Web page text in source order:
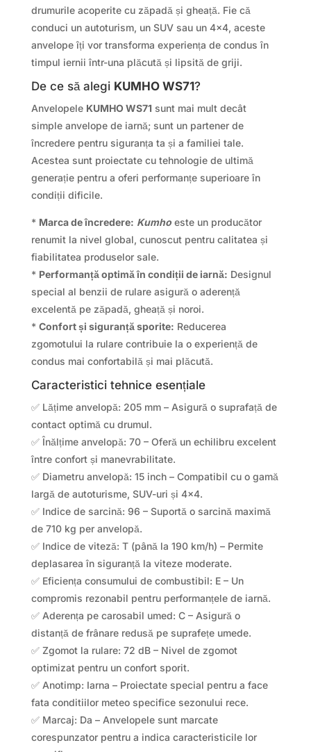
drumurile acoperite cu zăpadă și gheață. Fie că
conduci un autoturism, un SUV sau un 4×4, aceste
anvelope îți vor transforma experiența de condus în
timpul iernii într-una plăcută și lipsită de griji.
De ce să alegi KUMHO WS71?
Anvelopele KUMHO WS71 sunt mai mult decât
simple anvelope de iarnă; sunt un partener de
încredere pentru siguranța ta și a familiei tale.
Acestea sunt proiectate cu tehnologie de ultimă
generație pentru a oferi performanțe superioare în
condiții dificile.
* Marca de încredere: Kumhoeste un producător
renumit la nivel global, cunoscut pentru calitatea și
fiabilitatea produselor sale.
* Performanță optimă în condiții de iarnă: Designul
special al benzii de rulare asigură o aderență
excelentă pe zăpadă, gheață și noroi.
* Confort și siguranță sporite: Reducerea
zgomotului la rulare contribuie la o experiență de
condus mai confortabilă și mai plăcută.
Caracteristici tehnice esențiale
✅ Lățime anvelopă: 205 mm – Asigură o suprafață de
contact optimă cu drumul.
✅ Înălțime anvelopă: 70 – Oferă un echilibru excelent
între confort și manevrabilitate.
✅ Diametru anvelopă: 15 inch – Compatibil cu o gamă
largă de autoturisme, SUV-uri și 4×4.
✅ Indice de sarcină: 96 – Suportă o sarcină maximă
de 710 kg per anvelopă.
✅ Indice de viteză: T (până la 190 km/h) – Permite
deplasarea în siguranță la viteze moderate.
✅ Eficiența consumului de combustibil: E – Un
compromis rezonabil pentru performanțele de iarnă.
✅ Aderența pe carosabil umed: C – Asigură o
distanță de frânare redusă pe suprafețe umede.
✅ Zgomot la rulare: 72 dB – Nivel de zgomot
optimizat pentru un confort sporit.
✅ Anotimp: Iarna – Proiectate special pentru a face
fata conditiilor meteo specifice sezonului rece.
✅ Marcaj: Da – Anvelopele sunt marcate
corespunzator pentru a indica caracteristicile lor